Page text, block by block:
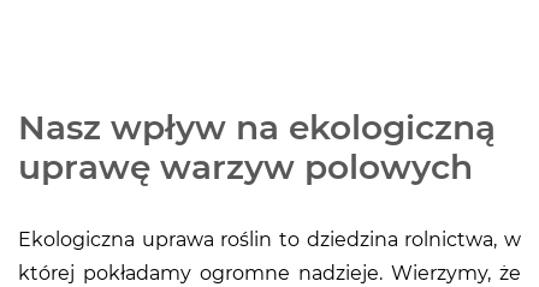
Nasz wpływ na ekologiczną
uprawę warzyw polowych
Ekologiczna uprawa roślin to dziedzina rolnictwa, w
której pokładamy ogromne nadzieje. Wierzymy, że